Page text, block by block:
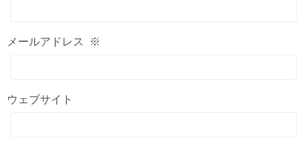
メールアドレス ※
ウェブサイト